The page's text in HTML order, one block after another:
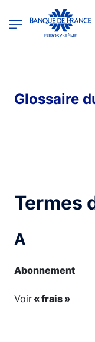
Banque de France -
Glossaire
Termes
A
Abonnement
Voir « frais »